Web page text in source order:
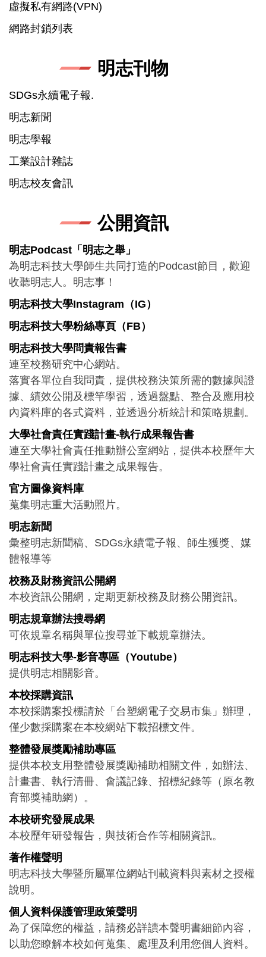
虛擬私有網路(VPN)
網路封鎖列表
明志刊物
SDGs永續電子報.
明志新聞
明志學報
工業設計雜誌
明志校友會訊
公開資訊
明志Podcast「明志之舉」
為明志科技大學師生共同打造的Podcast節目，歡迎
收聽明志人。明志事！
明志科技大學Instagram（IG）
明志科技大學粉絲專頁（FB）
明志科技大學問責報告書
連至校務研究中心網站。
落實各單位自我問責，提供校務決策所需的數據與證
據、績效公開及標竿學習，透過盤點、整合及應用校
內資料庫的各式資料，並透過分析統計和策略規劃。
大學社會責任實踐計畫-執行成果報告書
連至大學社會責任推動辦公室網站，提供本校歷年大
學社會責任實踐計畫之成果報告。
官方圖像資料庫
蒐集明志重大活動照片。
明志新聞
彙整明志新聞稿、SDGs永續電子報、師生獲獎、媒
體報導等
校務及財務資訊公開網
本校資訊公開網，定期更新校務及財務公開資訊。
明志規章辦法搜尋網
可依規章名稱與單位搜尋並下載規章辦法。
明志科技大學-影音專區（Youtube）
提供明志相關影音。
本校採購資訊
本校採購案投標請於「台塑網電子交易市集」辦理，
僅少數採購案在本校網站下載招標文件。
整體發展獎勵補助專區
提供本校支用整體發展獎勵補助相關文件，如辦法、
計畫書、執行清冊、會議記錄、招標紀錄等（原名教
育部獎補助網）。
本校研究發展成果
本校歷年研發報告，與技術合作等相關資訊。
著作權聲明
明志科技大學暨所屬單位網站刊載資料與素材之授權
說明。
個人資料保護管理政策聲明
為了保障您的權益，請務必詳讀本聲明書細節內容，
以助您瞭解本校如何蒐集、處理及利用您個人資料。